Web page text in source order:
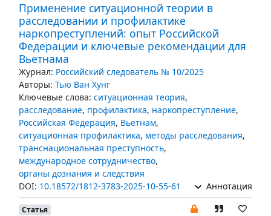
Применение ситуационной теории в
расследовании и профилактике
наркопреступлений: опыт Российской
Федерации и ключевые рекомендации для
Вьетнама
Журнал: Российский следователь № 10/2025
Авторы: Тью Ван Хунг
Ключевые слова: ситуационная теория,
расследование, профилактика, наркопреступление,
Российская Федерация, Вьетнам,
ситуационная профилактика, методы расследования,
транснациональная преступность,
международное сотрудничество,
органы дознания и следствия
DOI: 10.18572/1812-3783-2025-10-55-61 Аннотация
Статья